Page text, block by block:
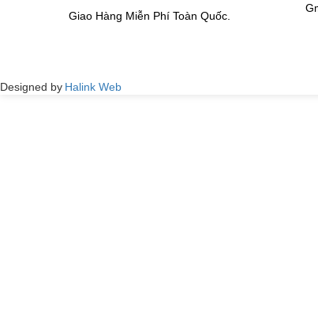
Giao Hàng Miễn Phí Toàn Quốc.
Designed by Halink Web